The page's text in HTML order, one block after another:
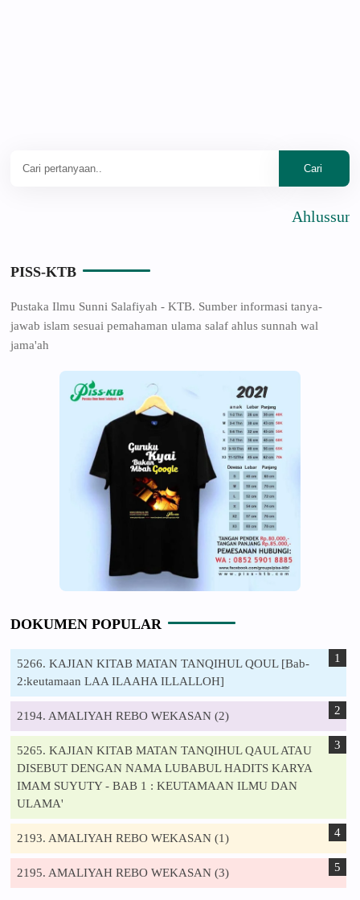
Ahlussunnah
PISS-KTB
Pustaka Ilmu Sunni Salafiyah - KTB. Sumber informasi tanya-
jawab islam sesuai pemahaman ulama salaf ahlus sunnah wal
jama'ah
DOKUMEN POPULAR
5266. KAJIAN KITAB MATAN TANQIHUL QOUL [Bab-
2:keutamaan LAA ILAAHA ILLALLOH]
2194. AMALIYAH REBO WEKASAN (2)
5265. KAJIAN KITAB MATAN TANQIHUL QAUL ATAU
DISEBUT DENGAN NAMA LUBABUL HADITS KARYA
IMAM SUYUTY - BAB 1 : KEUTAMAAN ILMU DAN
ULAMA'
2193. AMALIYAH REBO WEKASAN (1)
2195. AMALIYAH REBO WEKASAN (3)